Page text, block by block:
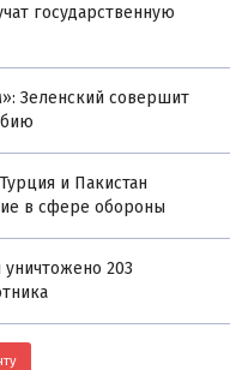
государственную
Зеленский совершит
и Пакистан
в сфере обороны
уничтожено 203